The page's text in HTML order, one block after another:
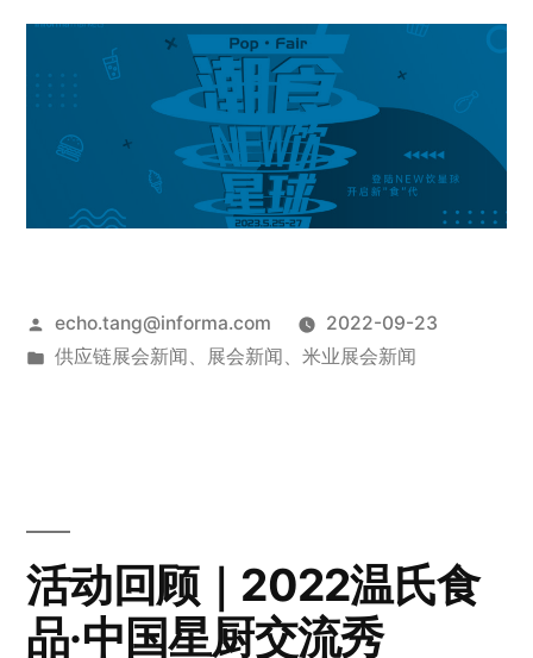
echo.tang@informa.com
2022-09-23
供应链展会新闻 、 展会新闻 、 米业展会新闻
活动回顾｜2022温氏食
品·中国星厨交流秀